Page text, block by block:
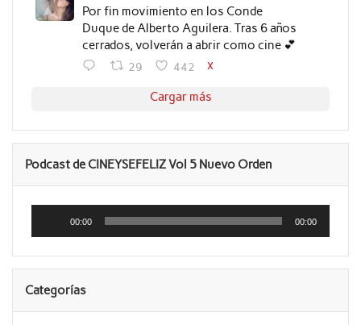
Por fin movimiento en los Conde
Duque de Alberto Aguilera. Tras 6 años
cerrados, volverán a abrir como cine 💕
29 442 X
Cargar más
Podcast de CINEYSEFELIZ Vol 5 Nuevo Orden
Reproductor
audio
00:00 00:00
Categorías